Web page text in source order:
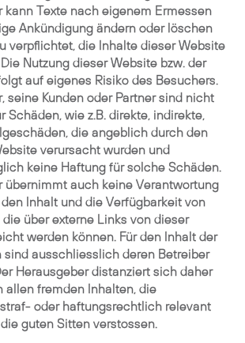
kann Texte nach eigenem Ermessen
Ankündigung ändern oder löschen
verpflichtet, die Inhalte dieser Website
Nutzung dieser Website bzw. der
auf eigenes Risiko des Besuchers.
seine Kunden oder Partner sind nicht
Schäden, wie z.B. direkte, indirekte,
die angeblich durch den
verursacht wurden und
keine Haftung für solche Schäden.
übernimmt auch keine Verantwortung
Inhalt und die Verfügbarkeit von
über externe Links von dieser
werden können. Für den Inhalt der
sind ausschliesslich deren Betreiber
Herausgeber distanziert sich daher
allen fremden Inhalten, die
oder haftungsrechtlich relevant
guten Sitten verstossen.